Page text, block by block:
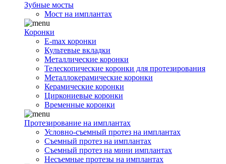
Зубные мосты
Мост на имплантах
Коронки
E-max коронки
Культевые вкладки
Металлические коронки
Телескопические коронки для протезирования
Металлокерамические коронки
Керамические коронки
Циркониевые коронки
Временные коронки
Протезирование на имплантах
Условно-съемный протез на имплантах
Съемный протез на имплантах
Съемный протез на мини имплантах
Несъемные протезы на имплантах